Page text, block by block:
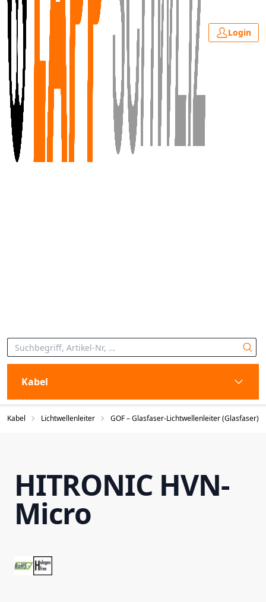
Login
Kabel
Kabel Lichtwellenleiter GOF – Glasfaser-Lichtwellenleiter (Glasfaser)
HITRONIC HVN-
Micro